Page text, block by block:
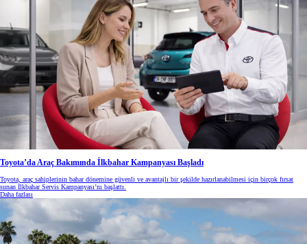
Toyota’da Araç Bakımında İlkbahar Kampanyası Başladı
Toyota, araç sahiplerinin bahar dönemine güvenli ve avantajlı bir şekilde hazırlanabilmesi için birçok fırsat
sunan İlkbahar Servis Kampanyası’nı başlattı.
Daha fazlası